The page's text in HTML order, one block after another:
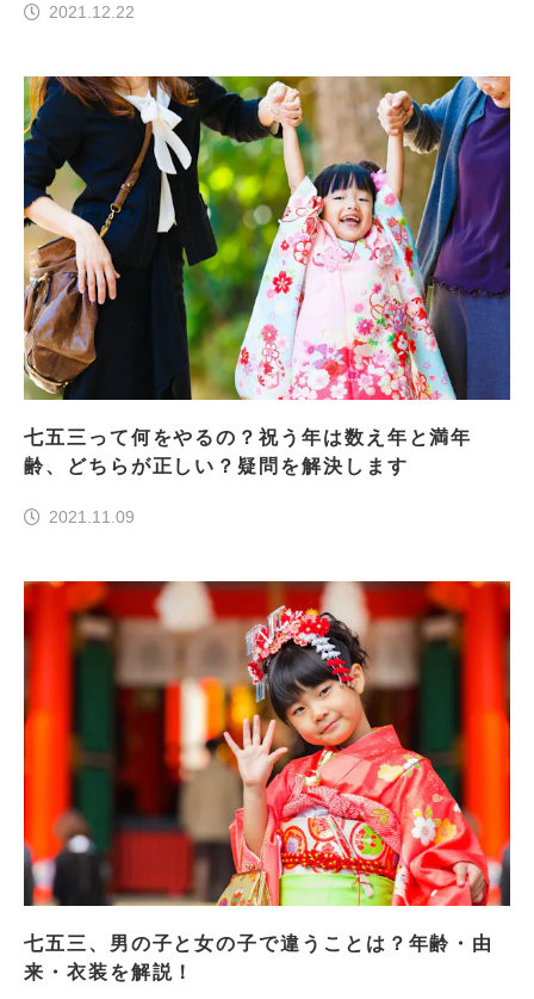
2021.12.22
七五三って何をやるの？祝う年は数え年と満年
齢、どちらが正しい？疑問を解決します
2021.11.09
七五三、男の子と女の子で違うことは？年齢・由
来・衣装を解説！